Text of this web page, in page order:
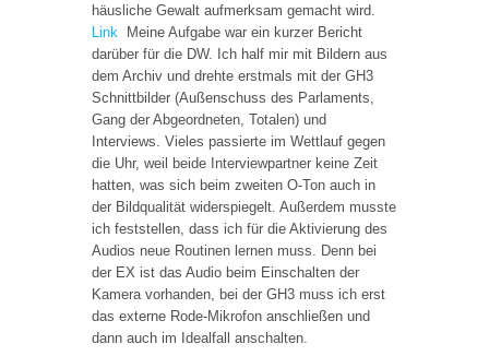
häusliche Gewalt aufmerksam gemacht wird.
Link Meine Aufgabe war ein kurzer Bericht
darüber für die DW. Ich half mir mit Bildern aus
dem Archiv und drehte erstmals mit der GH3
Schnittbilder (Außenschuss des Parlaments,
Gang der Abgeordneten, Totalen) und
Interviews. Vieles passierte im Wettlauf gegen
die Uhr, weil beide Interviewpartner keine Zeit
hatten, was sich beim zweiten O-Ton auch in
der Bildqualität widerspiegelt. Außerdem musste
ich feststellen, dass ich für die Aktivierung des
Audios neue Routinen lernen muss. Denn bei
der EX ist das Audio beim Einschalten der
Kamera vorhanden, bei der GH3 muss ich erst
das externe Rode-Mikrofon anschließen und
dann auch im Idealfall anschalten.